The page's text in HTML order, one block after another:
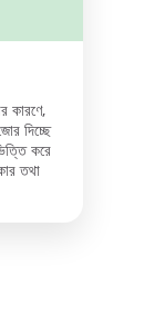
কারণে,
দিচ্ছে
করে
তথা